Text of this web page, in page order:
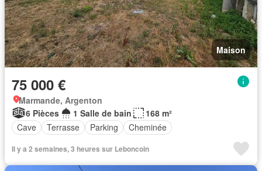
Maison
75 000 €
Marmande, Argenton
6 Pièces
1 Salle de bain
168 m²
Cave
Terrasse Parking Cheminée
Il y a 2 semaines, 3 heures sur Leboncoin